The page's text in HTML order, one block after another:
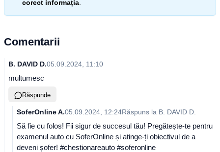
corect informația
Comentarii
B. DAVID D.05.09.2024, 11:10
multumesc
Răspunde
SoferOnline A.05.09.2024, 12:24Răspuns la B. DAVID D.
Să fie cu folos! Fii sigur de succesul tău! Pregătește-te pentru
examenul auto cu SoferOnline și atinge-ți obiectivul de a
deveni șofer! #chestionareauto #soferonline